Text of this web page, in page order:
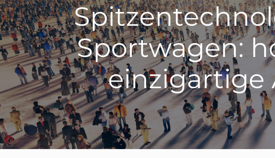
Sportwagen:
einzigartige